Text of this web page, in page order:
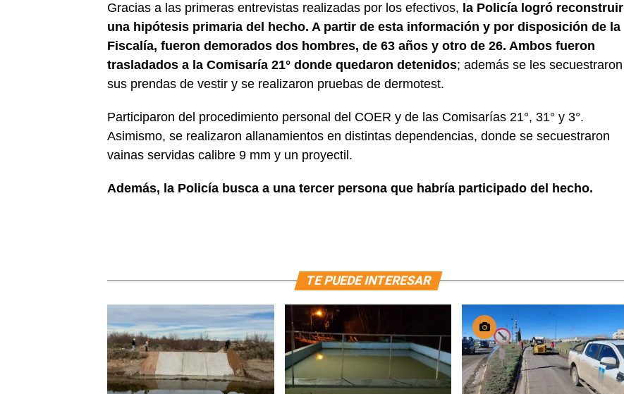
Gracias a las primeras entrevistas realizadas por los efectivos, la Policía logró reconstruir
una hipótesis primaria del hecho. A partir de esta información y por disposición de la
Fiscalía, fueron demorados dos hombres, de 63 años y otro de 26. Ambos fueron
trasladados a la Comisaría 21° donde quedaron detenidos; además se les secuestraron
sus prendas de vestir y se realizaron pruebas de dermotest.
Participaron del procedimiento personal del COER y de las Comisarías 21°, 31° y 3°.
Asimismo, se realizaron allanamientos en distintas dependencias, donde se secuestraron
vainas servidas calibre 9 mm y un proyectil.
Además, la Policía busca a una tercer persona que habría participado del hecho.
TE PUEDE INTERESAR